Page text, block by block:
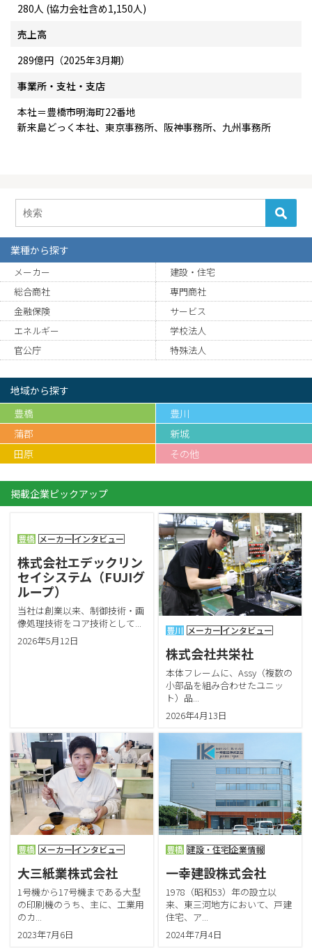
280人 (協力会社含め1,150人)
売上高
289億円（2025年3月期）
事業所・支社・支店
本社＝豊橋市明海町22番地
新来島どっく本社、東京事務所、阪神事務所、九州事務所
業種から探す
メーカー
建設・住宅
総合商社
専門商社
金融保険
サービス
エネルギー
学校法人
官公庁
特殊法人
地域から探す
豊橋
豊川
蒲郡
新城
田原
その他
掲載企業ピックアップ
豊橋 メーカーインタビュー
株式会社エデックリン
セイシステム（FUJIグ
ループ）
当社は創業以来、 制御技術・画
像処理技術をコア技術として...
2026年5月12日
豊川 メーカーインタビュー
株式会社共栄社
本体フレームに、Assy（複数の
小部品を組み合わせたユニッ
ト）品...
2026年4月13日
豊橋 メーカー インタビュー
大三紙業株式会社
1号機から17号機まである大型
の印刷機のうち、主に、工業用
のカ...
2023年7月6日
豊橋 建設・住宅企業情報
一幸建設株式会社
1978（昭和53）年の設立以
来、東三河地方において、戸建
住宅、ア...
2024年7月4日